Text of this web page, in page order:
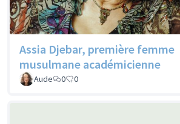
Assia Djebar, première femme
musulmane académicienne
Aude 0 0